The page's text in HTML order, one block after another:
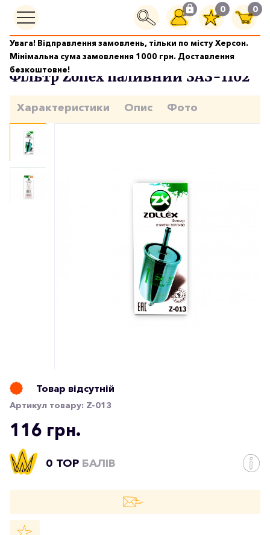
0 0
Увага! Відправлення замовлень, тільки по місту Херсон.
Мінімальна сума замовлення 1000 грн. Доставлення
безкоштовне!
Бензин Фільтр Zollex паливний ЗАЗ-1102
Фільтр Zollex паливний ЗАЗ-1102
Характеристики Опис Фото
Товар відсутній
Артикул товару: Z-013
116 грн.
0 TOP БАЛІВ